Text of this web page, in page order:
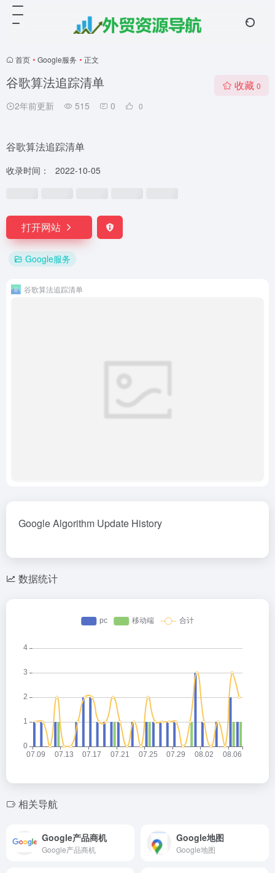
首页 • Google服务 • 正文
谷歌算法追踪清单
2年前更新 515 0 0
收藏 0
谷歌算法追踪清单
收录时间： 2022-10-05
打开网站
Google服务
谷歌算法追踪清单
Google Algorithm Update History
数据统计
相关导航
Google产品商机
Google产品商机
Google地图
Google地图